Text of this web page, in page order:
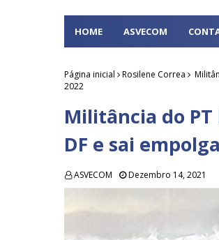
HOME ASVECOM
Página inicial Rosilene Correa
2022
Militância do
DF e sai
ASVECOM Dezembro 14, 2021